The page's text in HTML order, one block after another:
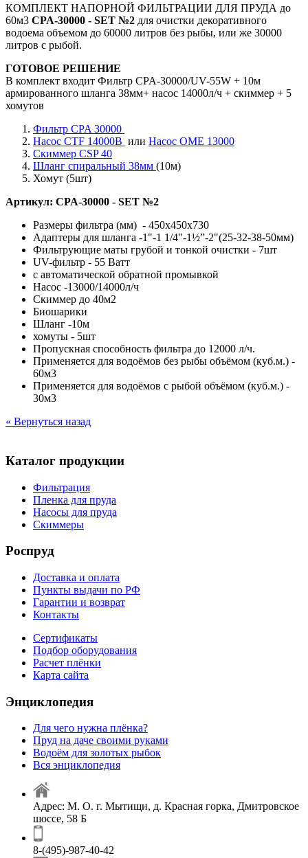
КОМПЛЕКТ НАПОРНОЙ ФИЛЬТРАЦИИ ДЛЯ ПРУДА до
60м3 CPA-30000 - SET №2 для очистки декоративного
водоема объемом до 60000 литров без рыбы, или же 30000
литров с рыбой.
ГОТОВОЕ РЕШЕНИЕ
В комплект входит Фильтр CPA-30000/UV-55W + 10м
армированного шланга 38мм+ насос 14000л/ч + скиммер + 5
хомутов
Фильтр CPA 30000
Насос CTF 14000B или Насос OME 13000
Скиммер CSP 40
Шланг спиральный 38мм (10м)
Хомут (5шт)
Артикул: CPA-30000 - SET №2
Размеры фильтра (мм) - 450х450х730
Адаптеры для шланга -1"-1 1/4"-1½”-2"(25-32-38-50мм)
Фильтрующие маты грубой и тонкой очистки - 7шт
UV-фильтр - 55 Ватт
с автоматической обратной промывкой
Насос -13000/14000л/ч
Скиммер до 40м2
Биошарики
Шланг -10м
хомуты - 5шт
Пропускная способность фильтра до 12000 л/ч.
Применяется для водоёмов без рыбы объёмом (куб.м.) -
60м3
Применяется для водоёмов с рыбой объёмом (куб.м.) -
30м3
« Вернуться назад
Каталог продукции
Фильтрация
Пленка для пруда
Насосы для пруда
Скиммеры
Роспруд
Доставка и оплата
Пункты выдачи по РФ
Гарантии и возврат
Контакты
Сертификаты
Подбор оборудования
Расчет плёнки
Карта сайта
Энциклопедия
Для чего нужна плёнка?
Пруд на даче своими руками
Водоём для золотых рыбок
Вся энциклопедия
Адрес: М. О. г. Мытищи, д. Красная горка, Дмитровское
шоссе, 58 Б
8-(495)-987-40-42